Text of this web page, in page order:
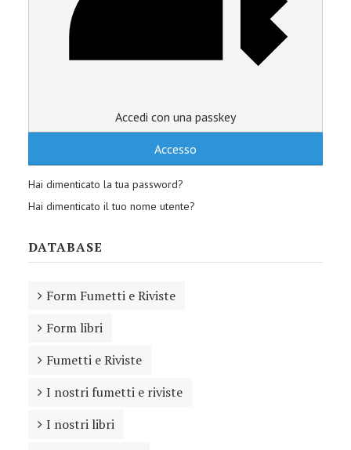
Accedi con una passkey
Accesso
Hai dimenticato la tua password?
Hai dimenticato il tuo nome utente?
DATABASE
Form Fumetti e Riviste
Form libri
Fumetti e Riviste
I nostri fumetti e riviste
I nostri libri